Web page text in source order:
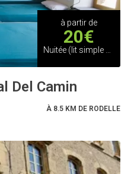
à partir de
20€
Del Camin
À 8.5 KM DE RODELLE